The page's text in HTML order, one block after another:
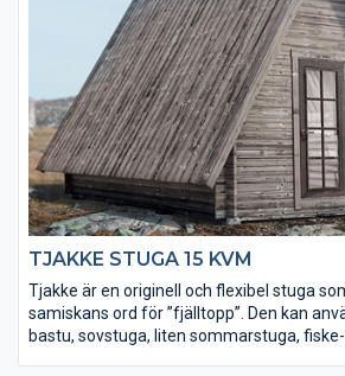
TJAKKE STUGA 15 KVM
Tjakke är en originell och flexibel stuga
samiskans ord för ”fjälltopp”. Den kan
bastu, sovstuga, liten sommarstuga,